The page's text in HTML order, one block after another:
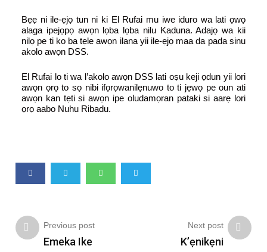
Bẹẹ ni ile-ẹjọ tun ni ki El Rufai mu iwe iduro wa lati ọwọ
alaga ipejọpọ awọn lọba lọba nilu Kaduna. Adajọ wa kii
nilọ pe ti ko ba tẹle awọn ilana yii ile-ẹjọ maa da pada sinu
akolo awọn DSS.
El Rufai lo ti wa l’akolo awọn DSS lati oṣu keji ọdun yii lori
awọn ọrọ to sọ nibi ifọrọwanilẹnuwo to ti jẹwọ pe oun ati
awọn kan tẹti si awọn ipe oludamọran pataki si aarẹ lori
ọrọ aabo Nuhu Ribadu.
Previous post
Emeka Ike
Next post
K’ẹnikẹni